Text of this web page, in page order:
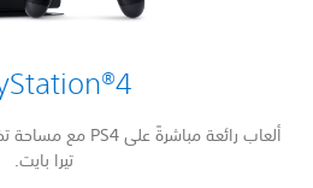
PlayStation®4
تيرا بايت.